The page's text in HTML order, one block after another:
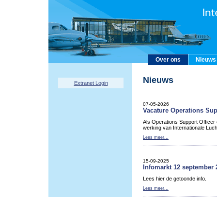
Over ons Nieuws
Extranet Login Nieuws
07-05-2026
Vacature Operations
Als Operations Support Officer
werking van Internationale
Lees meer...
15-09-2025
Infomarkt 12 september
Lees hier de getoonde info.
Lees meer...